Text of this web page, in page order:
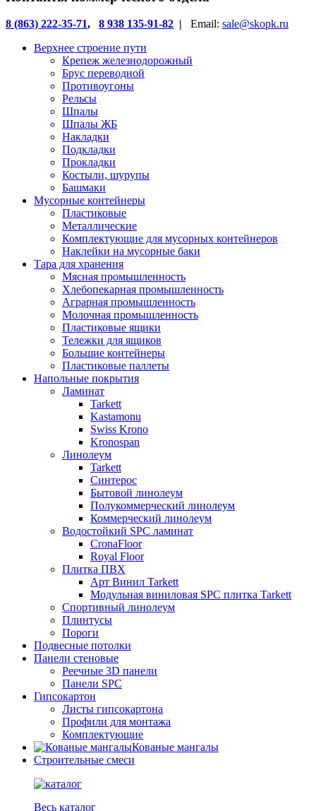
8 (863) 222-35-71, 8 938 135-91-82 | Email: sale@skopk.ru
Верхнее строение пути
Крепеж железнодорожный
Брус переводной
Противоугоны
Рельсы
Шпалы
Шпалы ЖБ
Накладки
Подкладки
Прокладки
Костыли, шурупы
Башмаки
Мусорные контейнеры
Пластиковые
Металлические
Комплектующие для мусорных контейнеров
Наклейки на мусорные баки
Тара для хранения
Мясная промышленность
Хлебопекарная промышленность
Аграрная промышленность
Молочная промышленность
Пластиковые ящики
Тележки для ящиков
Большие контейнеры
Пластиковые паллеты
Напольные покрытия
Ламинат
Tarkett
Kastamonu
Swiss Krono
Kronospan
Линолеум
Tarkett
Синтерос
Бытовой линолеум
Полукоммерческий линолеум
Коммерческий линолеум
Водостойкий SPC ламинат
CronaFloor
Royal Floor
Плитка ПВХ
Арт Винил Tarkett
Модульная виниловая SPC плитка Tarkett
Спортивный линолеум
Плинтусы
Пороги
Подвесные потолки
Панели стеновые
Реечные 3D панели
Панели SPC
Гипсокартон
Листы гипсокартона
Профили для монтажа
Комплектующие
Кованые мангалы
Строительные смеси
Весь каталог